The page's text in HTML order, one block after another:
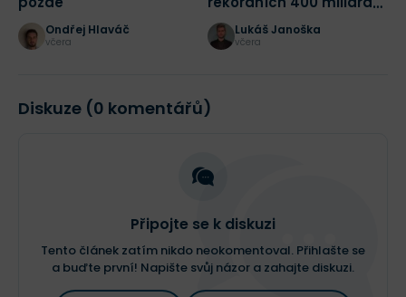
Ondřej Hlaváč
včera
dolarů! Jak bych dnes
začal investovat?
Lukáš Janoška
včera
Diskuze (0 komentářů)
Připojte se k diskuzi
Tento článek zatím nikdo neokomentoval. Přihlašte se
a buďte první! Napište svůj názor a zahajte diskuzi.